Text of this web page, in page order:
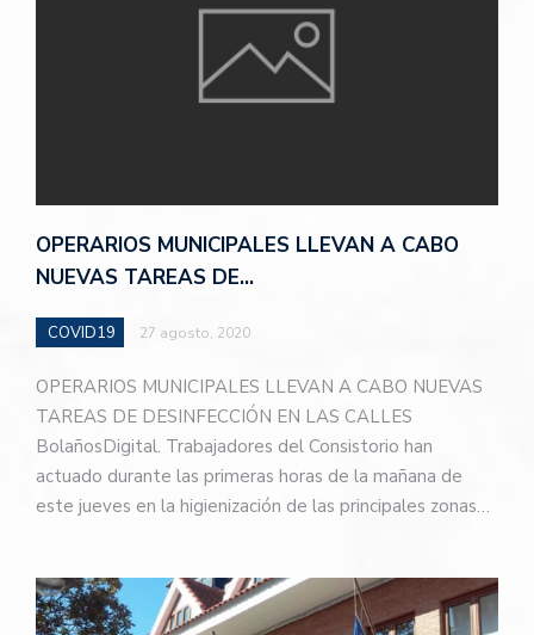
OPERARIOS MUNICIPALES LLEVAN A CABO
NUEVAS TAREAS DE…
COVID19 27 agosto, 2020
OPERARIOS MUNICIPALES LLEVAN A CABO NUEVAS
TAREAS DE DESINFECCIÓN EN LAS CALLES
BolañosDigital. Trabajadores del Consistorio han
actuado durante las primeras horas de la mañana de
este jueves en la higienización de las principales zonas…